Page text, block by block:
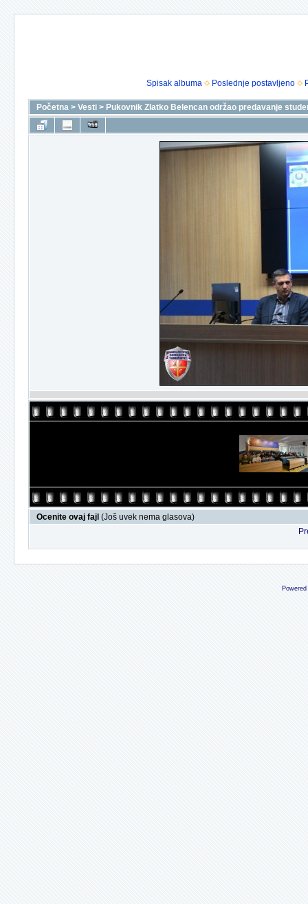
Spisak albuma Poslednje postavljeno
Početna > Vesti > Pukovnik Zlatko Belencan održao predavanje
Ocenite ovaj fajl (Još uvek nema glasova)